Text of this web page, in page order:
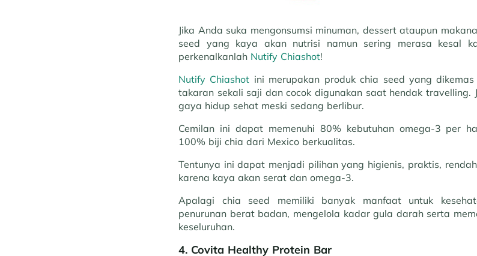
Jika Anda suka mengonsumsi minuman, dessert ataupun
seed yang kaya akan nutrisi namun sering merasa kesal
perkenalkanlah Nutify Chiashot!
Nutify Chiashot ini merupakan produk chia seed yang
takaran sekali saji dan cocok digunakan saat hendak
gaya hidup sehat meski sedang berlibur.
Cemilan ini dapat memenuhi 80% kebutuhan omega-3 per
100% biji chia dari Mexico berkualitas.
Tentunya ini dapat menjadi pilihan yang higienis, praktis,
karena kaya akan serat dan omega-3.
Apalagi chia seed memiliki banyak manfaat untuk
penurunan berat badan, mengelola kadar gula darah serta
keseluruhan.
4. Covita Healthy Protein Bar